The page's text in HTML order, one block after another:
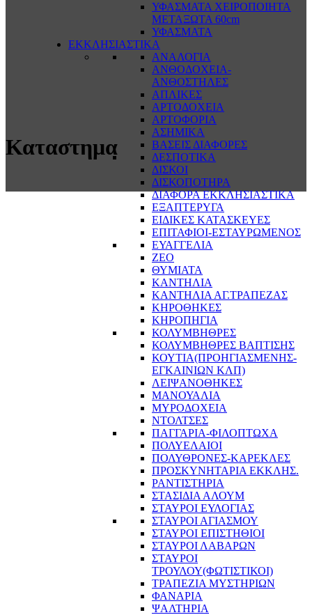
ΥΦΑΣΜΑΤΑ ΧΕΙΡΟΠΟΙΗΤΑ
ΜΕΤΑΞΩΤΑ 60cm
ΥΦΑΣΜΑΤΑ
ΕΚΚΛΗΣΙΑΣΤΙΚΑ
ΑΝΑΛΟΓΙΑ
ΑΝΘΟΔΟΧΕΙΑ-
ΑΝΘΟΣΤΗΛΕΣ
ΑΠΛΙΚΕΣ
ΑΡΤΟΔΟΧΕΙΑ
ΑΡΤΟΦΟΡΙΑ
ΑΣΗΜΙΚΑ
ΒΑΣΕΙΣ ΔΙΑΦΟΡΕΣ
ΔΕΣΠΟΤΙΚΑ
ΔΙΣΚΟΙ
ΔΙΣΚΟΠΟΤΗΡΑ
ΔΙΑΦΟΡΑ ΕΚΚΛΗΣΙΑΣΤΙΚΑ
ΕΞΑΠΤΕΡΥΓΑ
ΕΙΔΙΚΕΣ ΚΑΤΑΣΚΕΥΕΣ
ΕΠΙΤΑΦΙΟΙ-ΕΣΤΑΥΡΩΜΕΝΟΣ
ΕΥΑΓΓΕΛΙΑ
ΖΕΟ
ΘΥΜΙΑΤΑ
ΚΑΝΤΗΛΙΑ
ΚΑΝΤΗΛΙΑ ΑΓ.ΤΡΑΠΕΖΑΣ
ΚΗΡΟΘΗΚΕΣ
ΚΗΡΟΠΗΓΙΑ
ΚΟΛΥΜΒΗΘΡΕΣ
ΚΟΛΥΜΒΗΘΡΕΣ ΒΑΠΤΙΣΗΣ
ΚΟΥΤΙΑ(ΠΡΟΗΓΙΑΣΜΕΝΗΣ-
ΕΓΚΑΙΝΙΩΝ ΚΛΠ)
ΛΕΙΨΑΝΟΘΗΚΕΣ
ΜΑΝΟΥΑΛΙΑ
ΜΥΡΟΔΟΧΕΙΑ
ΝΤΟΛΤΣΕΣ
ΠΑΓΓΑΡΙΑ-ΦΙΛΟΠΤΩΧΑ
ΠΟΛΥΕΛΑΙΟΙ
ΠΟΛΥΘΡΟΝΕΣ-ΚΑΡΕΚΛΕΣ
ΠΡΟΣΚΥΝΗΤΑΡΙΑ ΕΚΚΛΗΣ.
ΡΑΝΤΙΣΤΗΡΙΑ
ΣΤΑΣΙΔΙΑ ΑΛΟΥΜ
ΣΤΑΥΡΟΙ ΕΥΛΟΓΙΑΣ
ΣΤΑΥΡΟΙ ΑΓΙΑΣΜΟΥ
ΣΤΑΥΡΟΙ ΕΠΙΣΤΗΘΙΟΙ
ΣΤΑΥΡΟΙ ΛΑΒΑΡΩΝ
ΣΤΑΥΡΟΙ
ΤΡΟΥΛΟΥ(ΦΩΤΙΣΤΙΚΟΙ)
ΤΡΑΠΕΖΙΑ ΜΥΣΤΗΡΙΩΝ
ΦΑΝΑΡΙΑ
ΨΑΛΤΗΡΙΑ
Καταστημα